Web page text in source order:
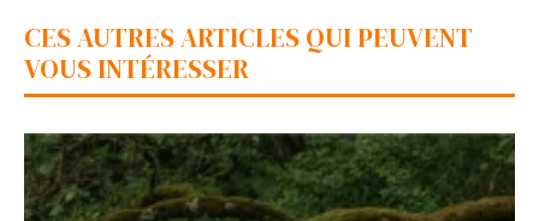
CES AUTRES ARTICLES QUI PEUVENT
VOUS INTÉRESSER